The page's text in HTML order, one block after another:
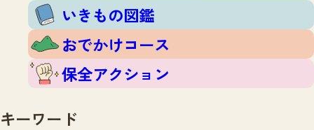
いきもの図鑑
おでかけコース
保全アクション
キーワード